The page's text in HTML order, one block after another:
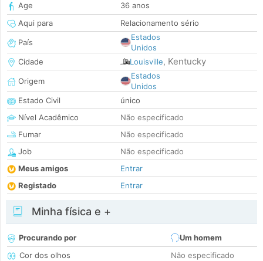
Age
36 anos
Aqui para
Relacionamento sério
País
Estados
Unidos
Cidade
Louisville, Kentucky
Origem
Estados
Unidos
Estado Civil
único
Nível Acadêmico
Não especificado
Fumar
Não especificado
Job
Não especificado
Meus amigos
Entrar
Registado
Entrar
Minha física e +
Procurando por
Um homem
Cor dos olhos
Não especificado